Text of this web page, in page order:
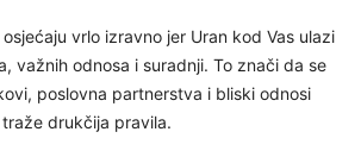
vrlo izravno jer Uran kod Vas ulazi
važnih odnosa i suradnji. To znači da se
poslovna partnerstva i bliski odnosi
drukčija pravila.